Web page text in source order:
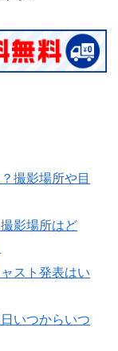
撮影場所や目
影場所はど
スト発表はい
いつからいつ